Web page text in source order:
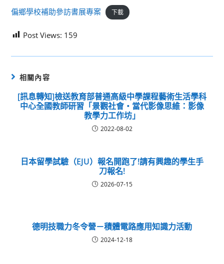
偏鄉學校補助參訪書展專案 下載
Post Views: 159
相關內容
[訊息轉知]檢送教育部普通高級中學課程藝術生活學科
中心全國教師研習「景觀社會‧當代影像思維：影像
教學力工作坊」
2022-08-02
日本留學試驗（EJU）報名開跑了!請有興趣的學生手
刀報名!
2026-07-15
德明技職力冬令營－積體電路應用知識力活動
2024-12-18